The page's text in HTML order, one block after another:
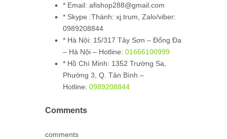
* Email: afishop288@gmail.com
* Skype :Thành: xj.trum, Zalo/viber:
0989208844
* Hà Nội: 15/317 Tây Sơn – Đống Đa
– Hà Nội – Hotline: 01666100999
* Hồ Chí Minh: 1352 Trường Sa,
Phường 3, Q. Tân Bình –
Hotline: 0989208844
Comments
comments